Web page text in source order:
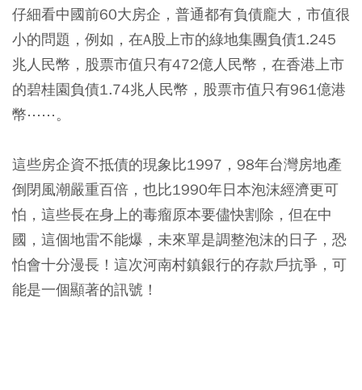
仔細看中國前60大房企，普通都有負債龐大，市值很
小的問題，例如，在A股上市的綠地集團負債1.245
兆人民幣，股票市值只有472億人民幣，在香港上市
的碧桂園負債1.74兆人民幣，股票市值只有961億港
幣⋯⋯。
這些房企資不抵債的現象比1997，98年台灣房地產
倒閉風潮嚴重百倍，也比1990年日本泡沫經濟更可
怕，這些長在身上的毒瘤原本要儘快割除，但在中
國，這個地雷不能爆，未來單是調整泡沫的日子，恐
怕會十分漫長！這次河南村鎮銀行的存款戶抗爭，可
能是一個顯著的訊號！